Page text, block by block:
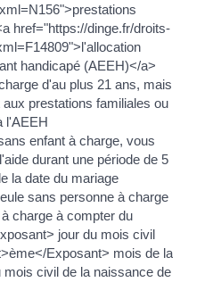
href="https://dinge.fr/droits-
handicapé (AEEH)</a>
d'au plus 21 ans, mais
prestations familiales ou
l'AEEH
enfant à charge, vous
durant une période de 5
la date du mariage
sans personne à charge
charge à compter du
jour du mois civil
Exposant> mois de la
civil de la naissance de